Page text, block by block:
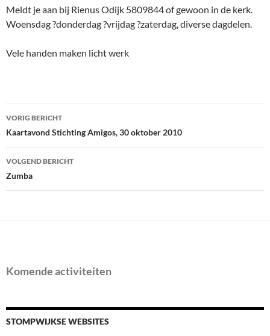
Meldt je aan bij Rienus Odijk 5809844 of gewoon in de kerk.
Woensdag ?donderdag ?vrijdag ?zaterdag, diverse dagdelen.
Vele handen maken licht werk
Bericht
navigatie
VORIG BERICHT
Kaartavond Stichting Amigos, 30 oktober 2010
VOLGEND BERICHT
Zumba
Komende activiteiten
STOMPWIJKSE WEBSITES